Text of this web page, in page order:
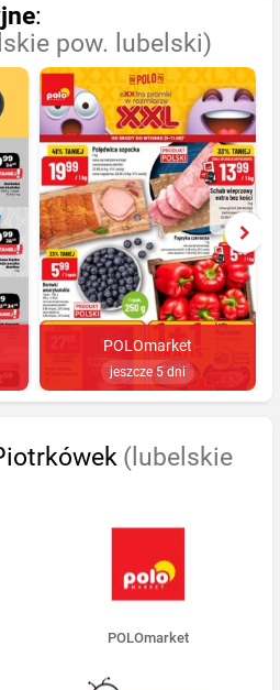
:
pow. lubelski)
POLOmarket
jeszcze 5 dni
(lubelskie
POLOmarket